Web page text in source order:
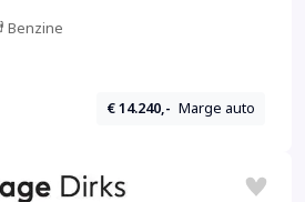
Benzine
€ 14.240,- Marge auto